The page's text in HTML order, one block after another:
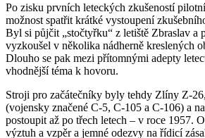
Po zisku prvních leteckých zkušeností
možnost spatřit krátké vystoupení
Byl si půjčit „stočtyřku“ z letiště Zbraslav a
vyzkoušel v několika nádherně kreslených
Dlouho se pak mezi přítomnými adepty
vhodnější téma k hovoru.
Stroji pro začátečníky byly tehdy Zlíny Z-
(vojensky značené C-5, C-105 a C-106) a
postoupit až po třech letech – v roce 1957.
výztuh a vzpěr a jemné odezvy na řídicí